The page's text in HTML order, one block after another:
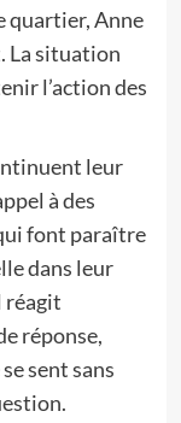
quartier, Anne
La situation
l’action des
leur
à des
font paraître
dans leur
réagit
réponse,
sent sans